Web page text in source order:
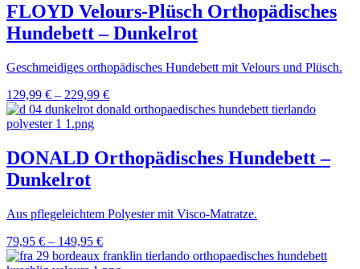
FLOYD Velours-Plüsch Orthopädisches
Hundebett – Dunkelrot
Geschmeidiges orthopädisches Hundebett mit Velours und Plüsch.
129,99 € – 229,99 €
DONALD Orthopädisches Hundebett –
Dunkelrot
Aus pflegeleichtem Polyester mit Visco-Matratze.
79,95 € – 149,95 €